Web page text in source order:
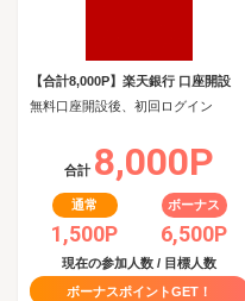
【合計8,000P】楽天銀行 口座開設
無料口座開設後、初回ログイン
合計 8,000P
通常
1,500P
ボーナス
6,500P
現在の参加人数 / 目標人数
ボーナスポイントGET！